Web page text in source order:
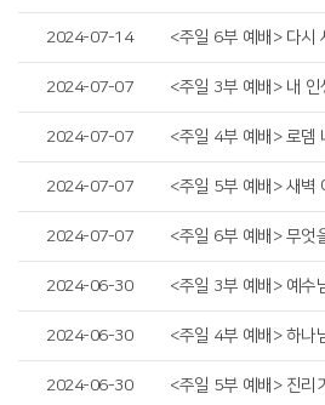
2024-07-14
2024-07-07
2024-07-07
2024-07-07
2024-07-07
2024-06-30
2024-06-30
2024-06-30